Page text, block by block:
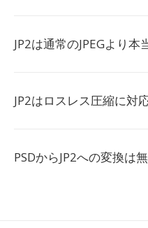
JP2は通常のJPEGより
JP2はロスレス圧縮に対
PSDからJP2への変換は